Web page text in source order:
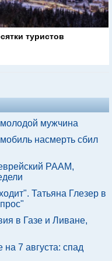
туристов
мужчина
насмерть сбил
РААМ,
Татьяна Глезер в
в Газе и Ливане,
7 августа: спад